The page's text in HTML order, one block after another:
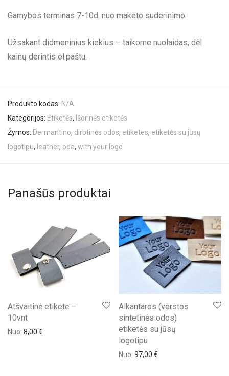
Gamybos terminas 7-10d. nuo maketo suderinimo.
Užsakant didmeninius kiekius – taikome nuolaidas, dėl
kainų derintis el.paštu.
Produkto kodas: N/A
Kategorijos: Etiketės, Išorinės etiketės
Žymos: Dermantino, dirbtinės odos, etiketes, etiketės su jūsų
logotipu, leather, oda, with your logo
Panašūs produktai
Atšvaitinė etiketė –
10vnt
Nuo: 8,00 €
Alkantaros (verstos
sintetinės odos)
etiketės su jūsų
logotipu
Nuo: 97,00 €